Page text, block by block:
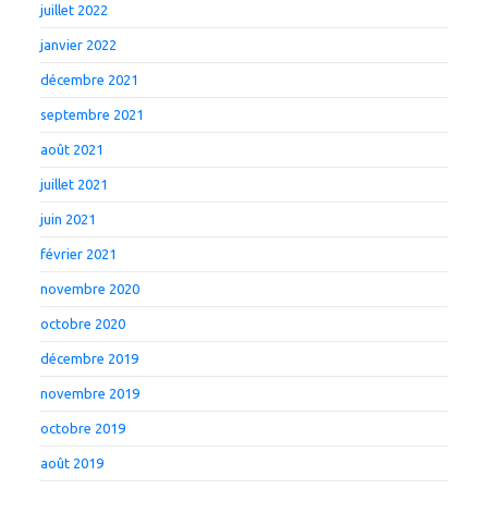
juillet 2022
janvier 2022
décembre 2021
septembre 2021
août 2021
juillet 2021
juin 2021
février 2021
novembre 2020
octobre 2020
décembre 2019
novembre 2019
octobre 2019
août 2019